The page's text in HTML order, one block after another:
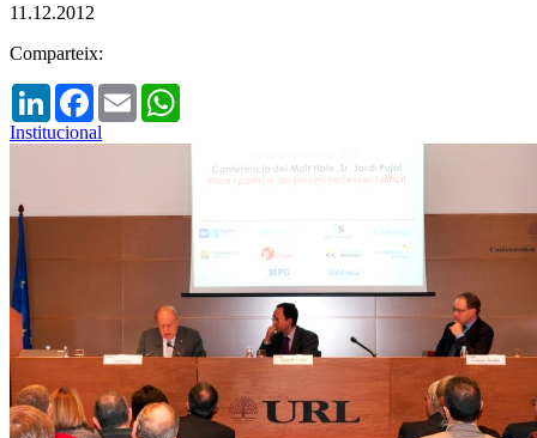
11.12.2012
Comparteix:
LinkedInFacebook
Email
Institucional